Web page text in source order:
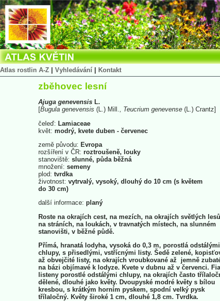
Atlas rostlin A-Z Vyhledávání Kontakt
zběhovec lesní
Ajuga genevensis L.
[Bugula genevensis (L.) Mill., Teucrium genevense (L.) Crantz]
čeleď: Lamiaceae
květ: modrý, kvete duben - červenec
země původu: Evropa
rozšíření v ČR: roztroušeně, louky
stanoviště: slunné, půda běžná
množení: semeny
plod: tvrdka
životnost: vytrvalý, vysoký, dlouhý do 10 cm (s květem
do 30 cm)
další informace: planý
Roste na okrajích cest, na mezích, na okrajích světlých
na stráních, na loukách, v travnatých místech, na slunném
stanovišti, v běžné půdě.
Přímá, hranatá lodyha, vysoká do 0,3 m, porostlá odstálými
chlupy, s přisedlými, vstřícnými listy. Šedě zelené,
až obvejčité listy, na okrajích vroubkované až jemně
na bázi objímavé k lodyze. Kvete v dubnu až v červenci.
listeny porostlé odstálými chlupy, na okrajích často
dělené, dlouhé jako květy. Dvoupyské modré květy s bílou
kresbou, s krátkým horním pyskem, spodní velký pysk
třílaločný. Květy široké 1 cm, dlouhé 1,8 cm. Tvrdka.